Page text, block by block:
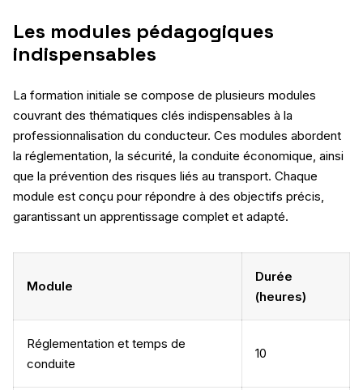
Les modules pédagogiques
indispensables
La formation initiale se compose de plusieurs modules
couvrant des thématiques clés indispensables à la
professionnalisation du conducteur. Ces modules abordent
la réglementation, la sécurité, la conduite économique, ainsi
que la prévention des risques liés au transport. Chaque
module est conçu pour répondre à des objectifs précis,
garantissant un apprentissage complet et adapté.
Module
Durée
(heures)
Réglementation et temps de
conduite
10